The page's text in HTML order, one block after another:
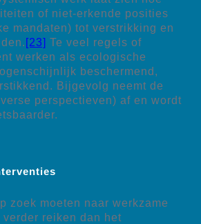
of niet-erkende posities
mandaten) tot verstrikking en
[23] Te veel regels of
werken als ecologische
beschermend,
Bijgevolg neemt de
perspectieven) af en wordt
zoek moeten naar werkzame
reiken dan het